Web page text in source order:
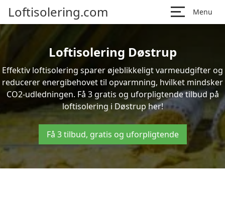
Loftisolering.com Menu
Loftisolering Døstrup
Effektiv loftisolering sparer øjeblikkeligt varmeudgifter og
reducerer energibehovet til opvarmning, hvilket mindsker
CO2-udledningen. Få 3 gratis og uforpligtende tilbud på
loftisolering i Døstrup her!
Få 3 tilbud, gratis og uforpligtende